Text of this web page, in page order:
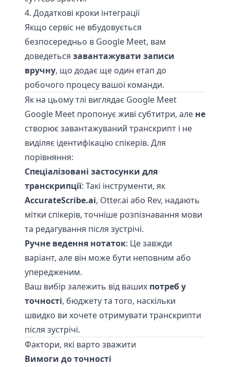
4. Додаткові кроки інтеграції
Якщо сервіс не вбудовується
безпосередньо в Google Meet, вам
доведеться завантажувати записи
вручну, що додає ще один етап до
робочого процесу вашої команди.
Як на цьому тлі виглядає Google Meet
Google Meet пропонує живі субтитри, але не
створює завантажуваний транскрипт і не
виділяє ідентифікацію спікерів. Для
порівняння:
Спеціалізовані застосунки для
транскрипції: Такі інструменти, як
AccurateScribe.ai, Otter.ai або Rev, надають
мітки спікерів, точніше розпізнавання мови
та редагування після зустрічі.
Ручне ведення нотаток: Це завжди
варіант, але він може бути неповним або
упередженим.
Ваш вибір залежить від ваших потреб у
точності, бюджету та того, наскільки
швидко ви хочете отримувати транскрипти
після зустрічі.
Фактори, які варто зважити
Вимоги до точності